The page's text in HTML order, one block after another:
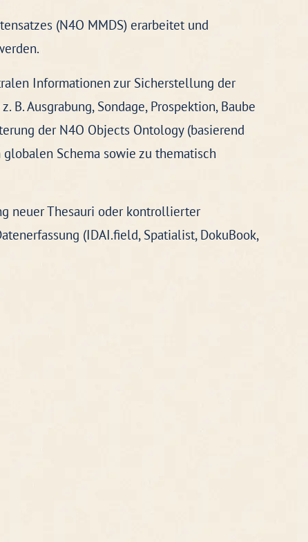
(N4O MMDS) erarbeitet und
Informationen zur Sicherstellung der
Ausgrabung, Sondage, Prospektion, Baube
der N4O Objects Ontology (basierend
globalen Schema sowie zu thematisch
neuer Thesauri oder kontrollierter
(IDAI.field, Spatialist, DokuBook,